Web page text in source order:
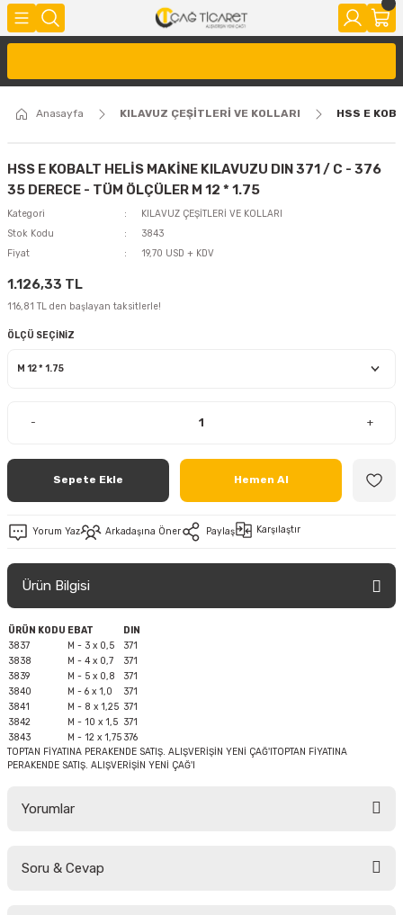
Anasayfa KILAVUZ ÇEŞİTLERİ VE KOLLARI HSS E
HSS E KOBALT HELİS MAKİNE KILAVUZU DIN 371 / C - 376
35 DERECE - TÜM ÖLÇÜLER M 12 * 1.75
Kategori
KILAVUZ ÇEŞİTLERİ VE KOLLARI
Stok Kodu
3843
Fiyat
19,70 USD + KDV
1.126,33 TL
116,81 TL den başlayan taksitlerle!
ÖLÇÜ SEÇİNİZ
- +
Sepete Ekle Hemen Al
Yorum Yaz Arkadaşına Öner Paylaş Karşılaştır
Ürün Bilgisi
ÜRÜN KODU EBAT
DIN
3837
M - 3 x 0,5
371
3838
M - 4 x 0,7
371
3839
M - 5 x 0,8
371
3840
M - 6 x 1,0
371
3841
M - 8 x 1,25 371
3842
M - 10 x 1,5 371
3843
M - 12 x 1,75 376
TOPTAN FİYATINA PERAKENDE SATIŞ. ALIŞVERİŞİN YENİ ÇAĞ'ITOPTAN FİYATINA
PERAKENDE SATIŞ. ALIŞVERİŞİN YENİ ÇAĞ'I
Yorumlar
Soru & Cevap